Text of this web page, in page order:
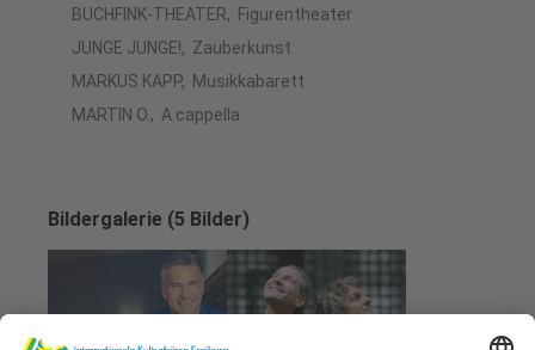
BUCHFINK-THEATER, Figurentheater
JUNGE JUNGE!, Zauberkunst
MARKUS KAPP, Musikkabarett
MARTIN O., A cappella
Bildergalerie (5 Bilder)